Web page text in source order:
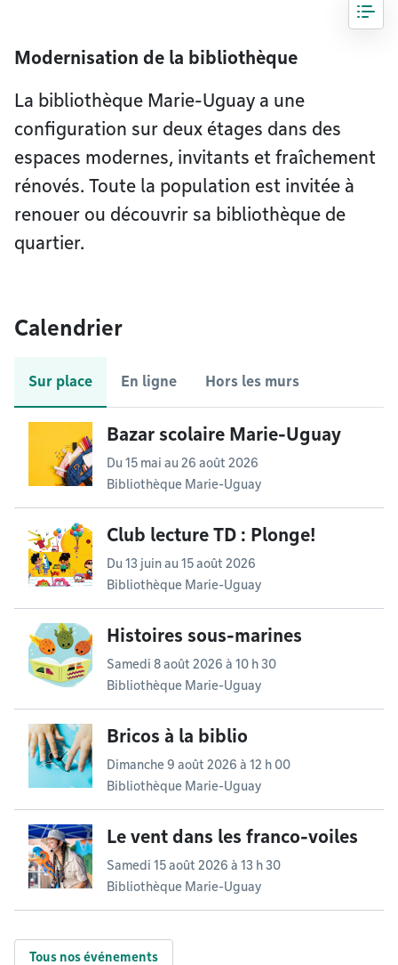
Modernisation de la bibliothèque
La bibliothèque Marie-Uguay a une
configuration sur deux étages dans des
espaces modernes, invitants et fraîchement
rénovés. Toute la population est invitée à
renouer ou découvrir sa bibliothèque de
quartier.
Calendrier
Sur place En ligne Hors les murs
Bazar scolaire Marie-Uguay
Du 15 mai au 26 août 2026
Bibliothèque Marie-Uguay
Club lecture TD : Plonge!
Du 13 juinau 15 août 2026
Bibliothèque Marie-Uguay
Histoires sous-marines
Samedi 8 août 2026 à 10 h 30
Bibliothèque Marie-Uguay
Bricos à la biblio
Dimanche 9 août 2026 à 12 h 00
Bibliothèque Marie-Uguay
Le vent dans les franco-voiles
Samedi 15 août 2026 à 13 h 30
Bibliothèque Marie-Uguay
Tous nos événements